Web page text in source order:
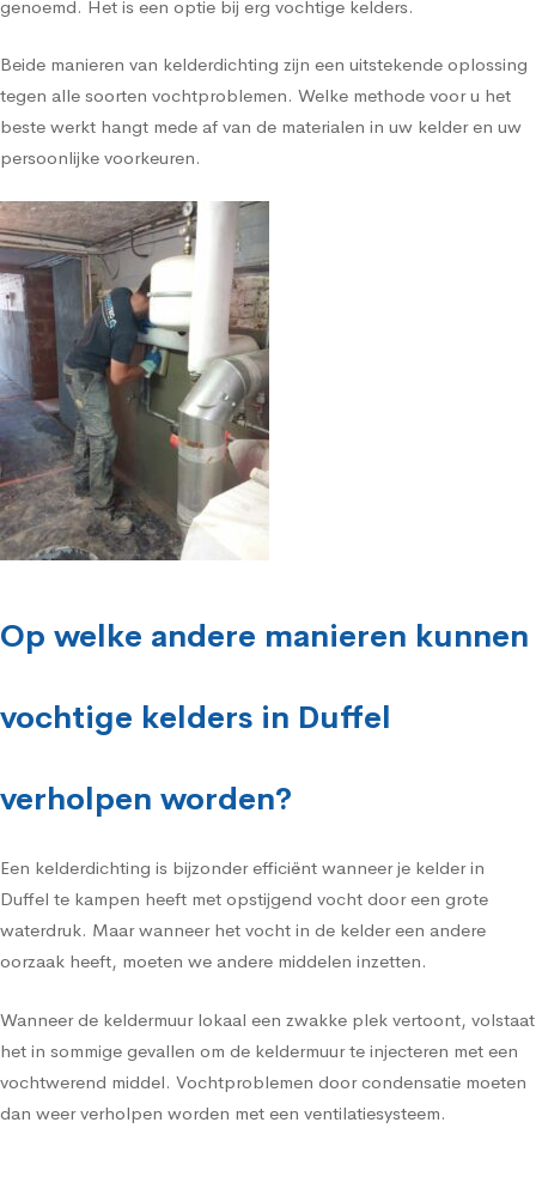
genoemd. Het is een optie bij erg vochtige kelders.
Beide manieren van kelderdichting zijn een uitstekende oplossing
tegen alle soorten vochtproblemen. Welke methode voor u het
beste werkt hangt mede af van de materialen in uw kelder en uw
persoonlijke voorkeuren.
Op welke andere manieren kunnen
vochtige kelders in Duffel
verholpen worden?
Een kelderdichting is bijzonder efficiënt wanneer je kelder in
Duffel te kampen heeft met opstijgend vocht door een grote
waterdruk. Maar wanneer het vocht in de kelder een andere
oorzaak heeft, moeten we andere middelen inzetten.
Wanneer de keldermuur lokaal een zwakke plek vertoont, volstaat
het in sommige gevallen om de keldermuur te injecteren met een
vochtwerend middel. Vochtproblemen door condensatie moeten
dan weer verholpen worden met een ventilatiesysteem.